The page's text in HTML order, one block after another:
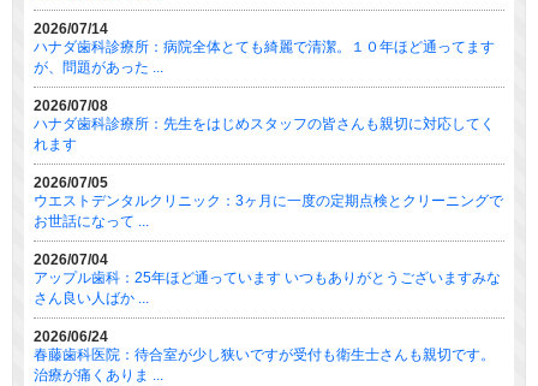
2026/07/14
ハナダ歯科診療所：病院全体とても綺麗で清潔。１０年ほど通ってます
が、問題があった ...
2026/07/08
ハナダ歯科診療所：先生をはじめスタッフの皆さんも親切に対応してく
れます
2026/07/05
ウエストデンタルクリニック：3ヶ月に一度の定期点検とクリーニングで
お世話になって ...
2026/07/04
アップル歯科：25年ほど通っています いつもありがとうございますみな
さん良い人ばか ...
2026/06/24
春藤歯科医院：待合室が少し狭いですが受付も衛生士さんも親切です。
治療が痛くありま ...